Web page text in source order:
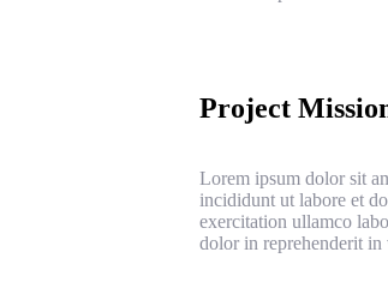
Project
Lorem ipsum dolor sit
incididunt ut labore et
exercitation ullamco
dolor in reprehenderit